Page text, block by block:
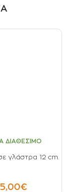
ΔΙΑΘΕΣΙΜΟ
γλάστρα 12 cm.